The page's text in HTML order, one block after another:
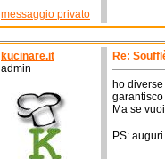
messaggio privato
kucinare.it
admin
Re:
ho
Ma se
PS: